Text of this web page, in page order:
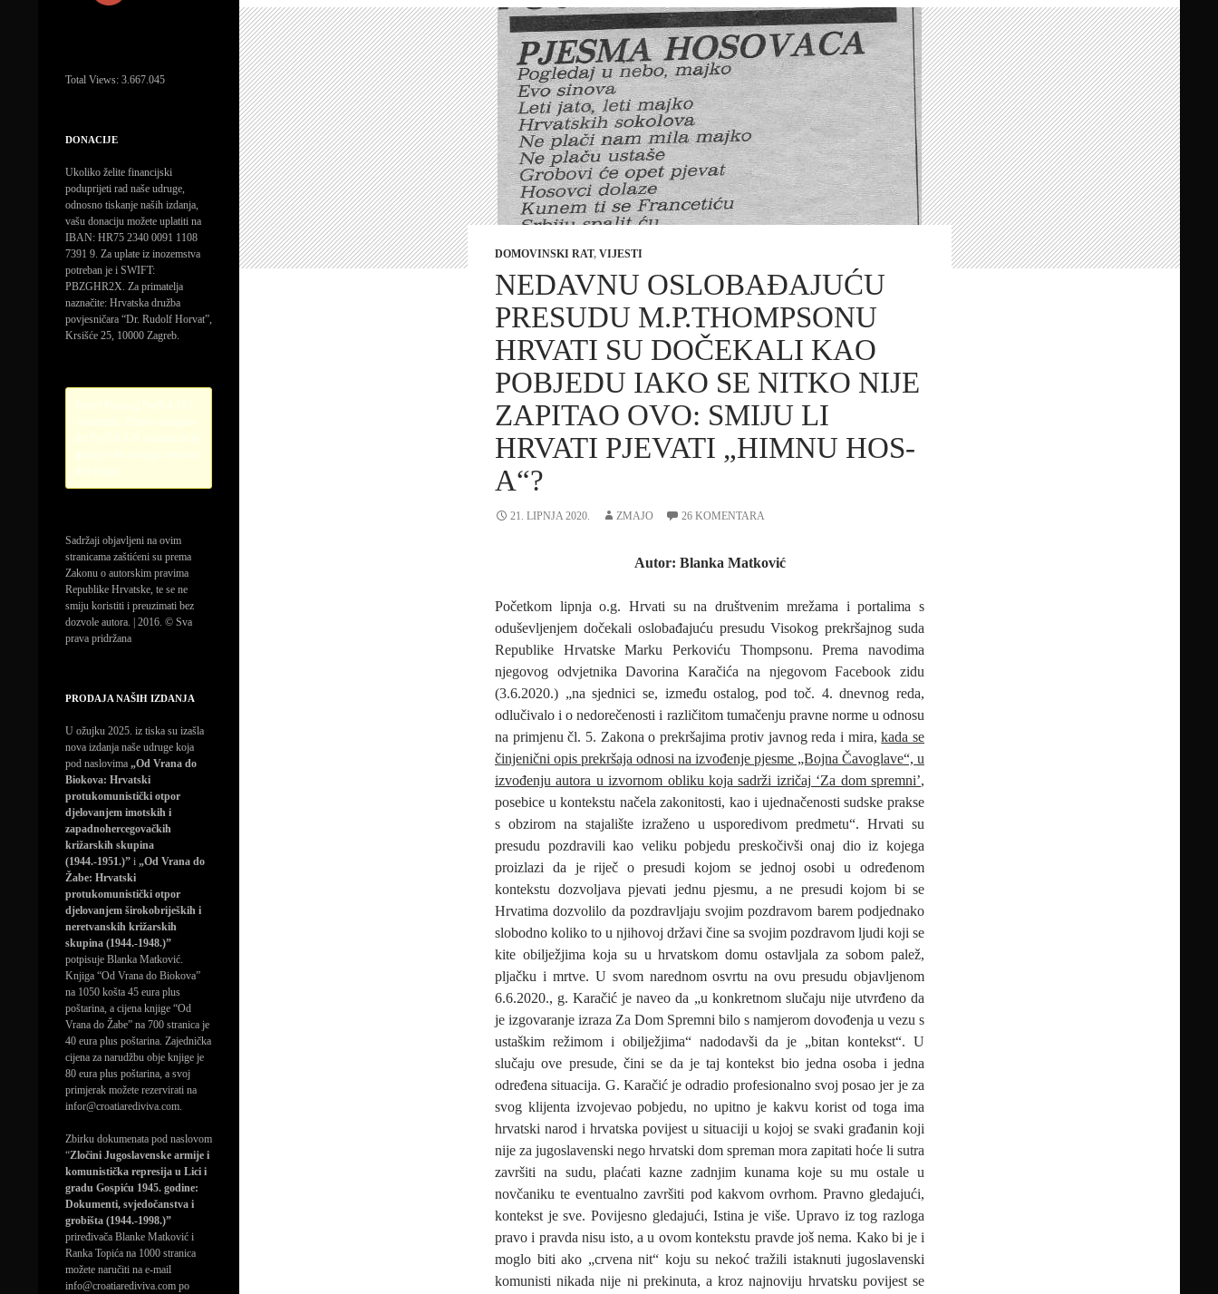
DOMOVINSKI RAT, VIJESTI
NEDAVNU OSLOBAĐAJUĆU
PRESUDU M.P.THOMPSONU
HRVATI SU DOČEKALI KAO
POBJEDU IAKO SE NITKO NIJE
ZAPITAO OVO: SMIJU LI
HRVATI PJEVATI „HIMNU HOS-
A“?
21. LIPNJA 2020. ZMAJO 26 KOMENTARA
Autor: Blanka Matković
Početkom lipnja o.g. Hrvati su na društvenim mrežama i portalima s
oduševljenjem dočekali oslobađajuću presudu Visokog prekršajnog suda
Republike Hrvatske Marku Perkoviću Thompsonu. Prema navodima
njegovog odvjetnika Davorina Karačića na njegovom Facebook zidu
(3.6.2020.) „na sjednici se, između ostalog, pod toč. 4. dnevnog reda,
odlučivalo i o nedorečenosti i različitom tumačenju pravne norme u odnosu
na primjenu čl. 5. Zakona o prekršajima protiv javnog reda i mira,kada se
činjenični opis prekršaja odnosi na izvođenje pjesme „Bojna Čavoglave“, u
izvođenju autora u izvornom obliku koja sadrži izričaj ‘Za dom spremni’,
posebice u kontekstu načela zakonitosti, kao i ujednačenosti sudske prakse
s obzirom na stajalište izraženo u usporedivom predmetu“. Hrvati su
presudu pozdravili kao veliku pobjedu preskočivši onaj dio iz kojega
proizlazi da je riječ o presudi kojom se jednoj osobi u određenom
kontekstu dozvoljava pjevati jednu pjesmu, a ne presudi kojom bi se
Hrvatima dozvolilo da pozdravljaju svojim pozdravom barem podjednako
slobodno koliko to u njihovoj državi čine sa svojim pozdravom ljudi koji se
kite obilježjima koja su u hrvatskom domu ostavljala za sobom palež,
pljačku i mrtve. U svom narednom osvrtu na ovu presudu objavljenom
6.6.2020., g. Karačić je naveo da „u konkretnom slučaju nije utvrđeno da
je izgovaranje izraza Za Dom Spremni bilo s namjerom dovođenja u vezu s
ustaškim režimom i obilježjima“ nadodavši da je „bitan kontekst“. U
slučaju ove presude, čini se da je taj kontekst bio jedna osoba i jedna
određena situacija. G. Karačić je odradio profesionalno svoj posao jer je za
svog klijenta izvojevao pobjedu, no upitno je kakvu korist od toga ima
hrvatski narod i hrvatska povijest u situaciji u kojoj se svaki građanin koji
nije za jugoslavenski nego hrvatski dom spreman mora zapitati hoće li sutra
završiti na sudu, plaćati kazne zadnjim kunama koje su mu ostale u
novčaniku te eventualno završiti pod kakvom ovrhom. Pravno gledajući,
kontekst je sve. Povijesno gledajući, Istina je više. Upravo iz tog razloga
pravo i pravda nisu isto, a u ovom kontekstu pravde još nema. Kako bi je i
moglo biti ako „crvena nit“ koju su nekoć tražili istaknuti jugoslavenski
komunisti nikada nije ni prekinuta, a kroz najnoviju hrvatsku povijest se
Total Views: 3.667.045
DONACIJE
Ukoliko želite financijski
poduprijeti rad naše udruge,
odnosno tiskanje naših izdanja,
vašu donaciju možete uplatiti na
IBAN: HR75 2340 0091 1108
7391 9. Za uplate iz inozemstva
potreban je i SWIFT:
PBZGHR2X. Za primatelja
naznačite: Hrvatska družba
povjesničara “Dr. Rudolf Horvat”,
Krsišće 25, 10000 Zagreb.
Sadržaji objavljeni na ovim
stranicama zaštićeni su prema
Zakonu o autorskim pravima
Republike Hrvatske, te se ne
smiju koristiti i preuzimati bez
dozvole autora. | 2016. © Sva
prava pridržana
PRODAJA NAŠIH IZDANJA
U ožujku 2025. iz tiska su izašla
nova izdanja naše udruge koja
pod naslovima „Od Vrana do
Biokova: Hrvatski
protukomunistički otpor
djelovanjem imotskih i
zapadnohercegovačkih
križarskih skupina
(1944.-1951.)” i „Od Vrana do
Žabe: Hrvatski
protukomunistički otpor
djelovanjem širokobrijeških i
neretvanskih križarskih
skupina (1944.-1948.)”
potpisuje Blanka Matković.
Knjiga “Od Vrana do Biokova”
na 1050 košta 45 eura plus
poštarina, a cijena knjige “Od
Vrana do Žabe” na 700 stranica je
40 eura plus poštarina. Zajednička
cijena za narudžbu obje knjige je
80 eura plus poštarina, a svoj
primjerak možete rezervirati na
infor@croatiarediviva.com.
Zbirku dokumenata pod naslovom
“Zločini Jugoslavenske armije i
komunistička represija u Lici i
gradu Gospiću 1945. godine:
Dokumenti, svjedočanstva i
grobišta (1944.-1998.)”
priređivača Blanke Matković i
Ranka Topića na 1000 stranica
možete naručiti na e-mail
info@croatiarediviva.com po